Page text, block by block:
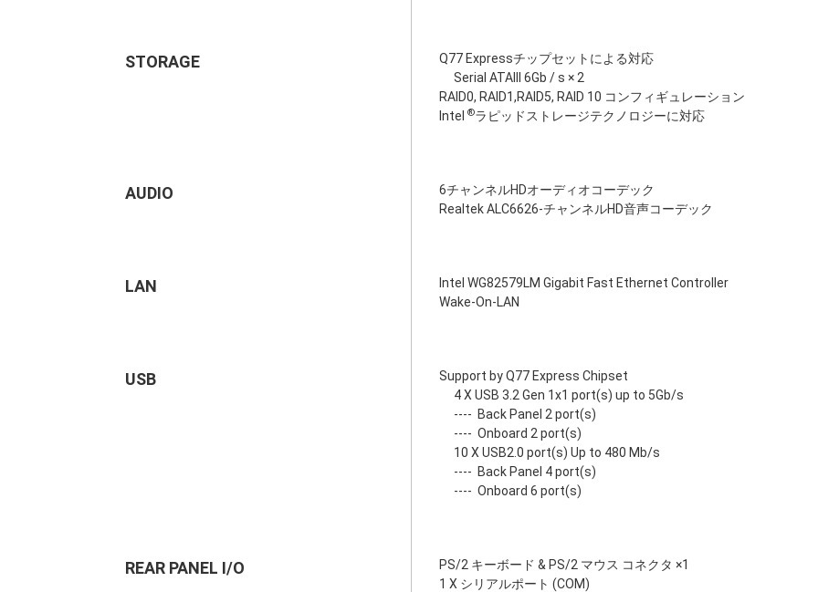
STORAGE
Q77 Expressチップセットによる対応
Serial ATAIII 6Gb / s × 2
RAID0, RAID1,RAID5, RAID 10 コンフィギュレーション
Intel ®ラピッドストレージテクノロジーに対応
AUDIO
6チャンネルHDオーディオコーデック
Realtek ALC6626-チャンネルHD音声コーデック
LAN
Intel WG82579LM Gigabit Fast Ethernet Controller
Wake-On-LAN
USB
Support by Q77 Express Chipset
4 X USB 3.2 Gen 1x1 port(s) up to 5Gb/s
---- Back Panel 2 port(s)
---- Onboard 2 port(s)
10 X USB2.0 port(s) Up to 480 Mb/s
---- Back Panel 4 port(s)
---- Onboard 6 port(s)
REAR PANEL I/O
PS/2 キーボード & PS/2 マウス コネクタ ×1
1 X シリアルポート (COM)